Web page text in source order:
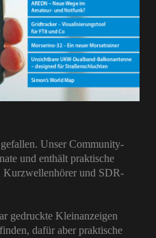
Unser Community-
und enthält praktische
Kurzwellenhörer und SDR-
gedruckte Kleinanzeigen
dafür aber praktische